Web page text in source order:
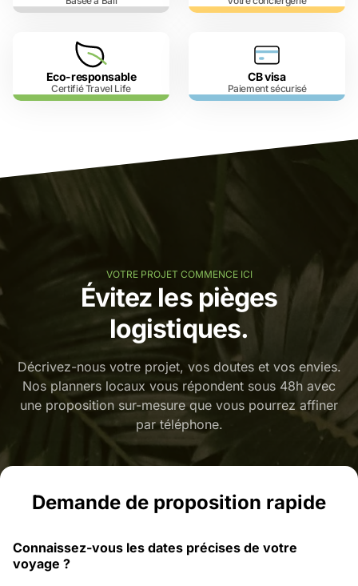
Eco-responsable
Certifié Travel Life
CB visa
Paiement sécurisé
VOTRE PROJET COMMENCE ICI
Évitez les pièges
logistiques.
Décrivez-nous votre projet, vos doutes et vos envies.
Nos planners locaux vous répondent sous 48h avec
une proposition sur-mesure que vous pourrez affiner
par téléphone.
Demande de proposition rapide
Connaissez-vous les dates précises de votre
voyage ?